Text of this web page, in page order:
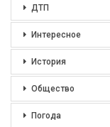
ДТП
Интересное
История
Общество
Погода